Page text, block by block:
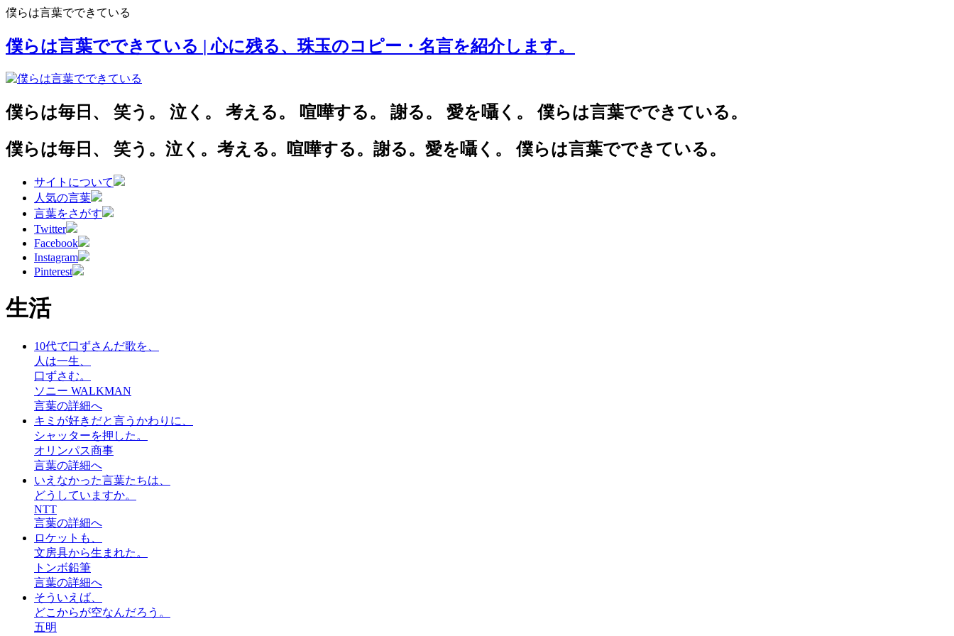
僕らは言葉でできている
僕らは言葉でできている | 心に残る、珠玉のコピー・名言を紹介します。
僕らは毎 日 、 笑う 。 泣 く 。 考え る。 喧嘩する。 謝る。 愛を囁く 。 僕らは言葉ででき ている。
僕らは毎日、
笑う。泣く。考える。喧嘩する。謝る。愛を囁く。 僕らは言葉でできている。
サイトについて
人気の言葉
言葉をさがす
Twitter
Facebook
Instagram
Pinterest
生活
10代で口ずさんだ歌を、
人は一生、
口ずさむ。
ソニー WALKMAN
言葉の詳細へ
キミが好きだと言うかわりに、
シャッターを押した。
オリンパス商事
言葉の詳細へ
いえなかった言葉たちは、
どうしていますか。
NTT
言葉の詳細へ
ロケットも、
文房具から生まれた。
トンボ鉛筆
言葉の詳細へ
そういえば、
どこからが空なんだろう。
五明